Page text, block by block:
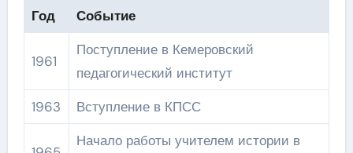
Год Событие
1961
Поступление в Кемеровский
педагогический институт
1963
Вступление в КПСС
Начало работы учителем истории в